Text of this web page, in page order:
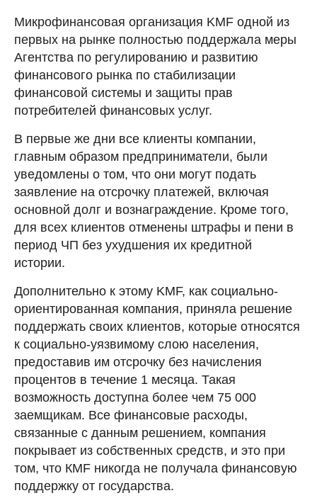
Микрофинансовая организация KMF одной из
первых на рынке полностью поддержала меры
Агентства по регулированию и развитию
финансового рынка по стабилизации
финансовой системы и защиты прав
потребителей финансовых услуг.
В первые же дни все клиенты компании,
главным образом предприниматели, были
уведомлены о том, что они могут подать
заявление на отсрочку платежей, включая
основной долг и вознаграждение. Кроме того,
для всех клиентов отменены штрафы и пени в
период ЧП без ухудшения их кредитной
истории.
Дополнительно к этому KMF, как социально-
ориентированная компания, приняла решение
поддержать своих клиентов, которые относятся
к социально-уязвимому слою населения,
предоставив им отсрочку без начисления
процентов в течение 1 месяца. Такая
возможность доступна более чем 75 000
заемщикам. Все финансовые расходы,
связанные с данным решением, компания
покрывает из собственных средств, и это при
том, что КМF никогда не получала финансовую
поддержку от государства.